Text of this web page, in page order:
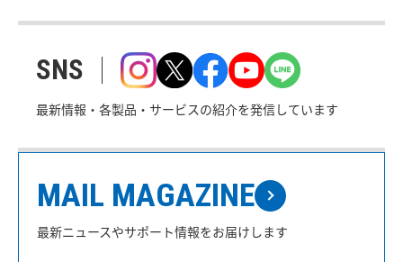
SNS
最新情報・各製品・サービスの紹介を発信しています
MAIL MAGAZINE
最新ニュースやサポート情報をお届けします